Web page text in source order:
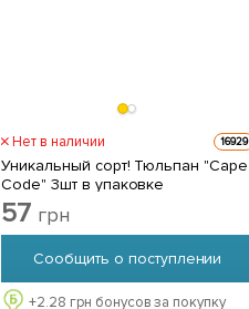
Нет в наличии 16929
Уникальный сорт! Тюльпан "Cape
Code" 3шт в упаковке
57 грн
Сообщить о поступлении
+2.28 грн бонусов за покупку